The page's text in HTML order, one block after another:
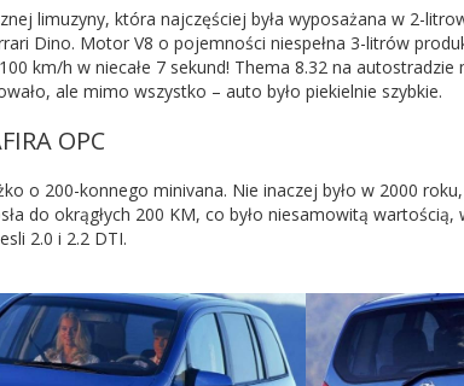
limuzyny, która najczęściej była wyposażana w 2-
Dino. Motor V8 o pojemności niespełna 3-litrów
km/h w niecałe 7 sekund! Thema 8.32 na
ale mimo wszystko – auto było piekielnie szybkie.
OPC
o 200-konnego minivana. Nie inaczej było w 2000
do okrągłych 200 KM, co było niesamowitą
2.0 i 2.2 DTI.